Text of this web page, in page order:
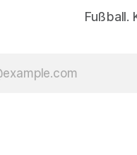
Fußball.